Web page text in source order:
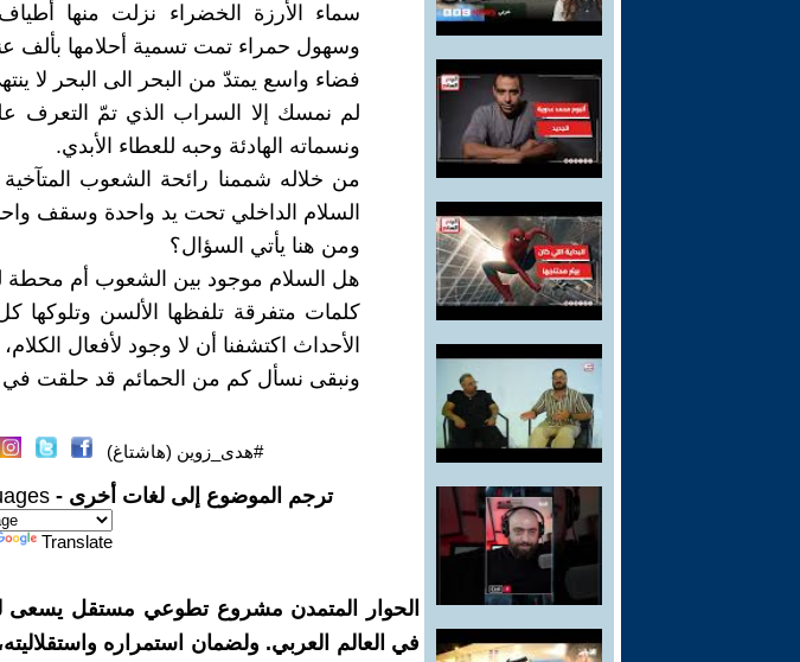
سماء الأرزة الخضراء نزلت منها
وسهول حمراء تمت تسمية أحلامها بألف
فضاء واسع يمتدّ من البحر الى البحر لا
لم نمسك إلا السراب الذي تمّ التعرف
ونسماته الهادئة وحبه للعطاء الأبدي.
من خلاله شممنا رائحة الشعوب
السلام الداخلي تحت يد واحدة وسقف
ومن هنا يأتي السؤال؟
هل السلام موجود بين الشعوب أم محطة
كلمات متفرقة تلفظها الألسن وتلوكها
الأحداث اكتشفنا أن لا وجود لأفعال
ونبقى نسأل كم من الحمائم قد حلقت في
#هدى_زوين (هاشتاغ)
ترجم الموضوع إلى لغات أخرى -
Translate
الحوار المتمدن مشروع تطوعي مستقل يسعى
في العالم العربي. ولضمان استمراره